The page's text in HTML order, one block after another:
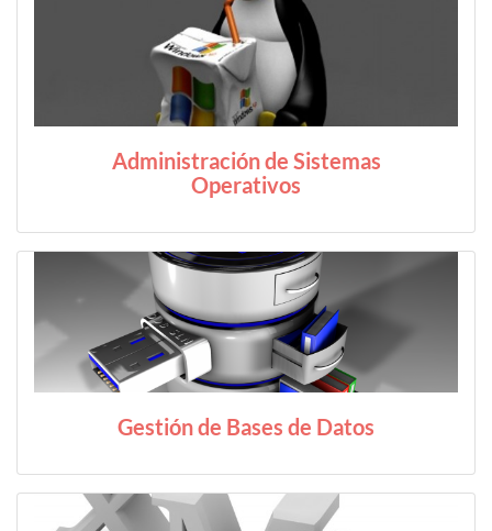
Administración de Sistemas
Operativos
Gestión de Bases de Datos